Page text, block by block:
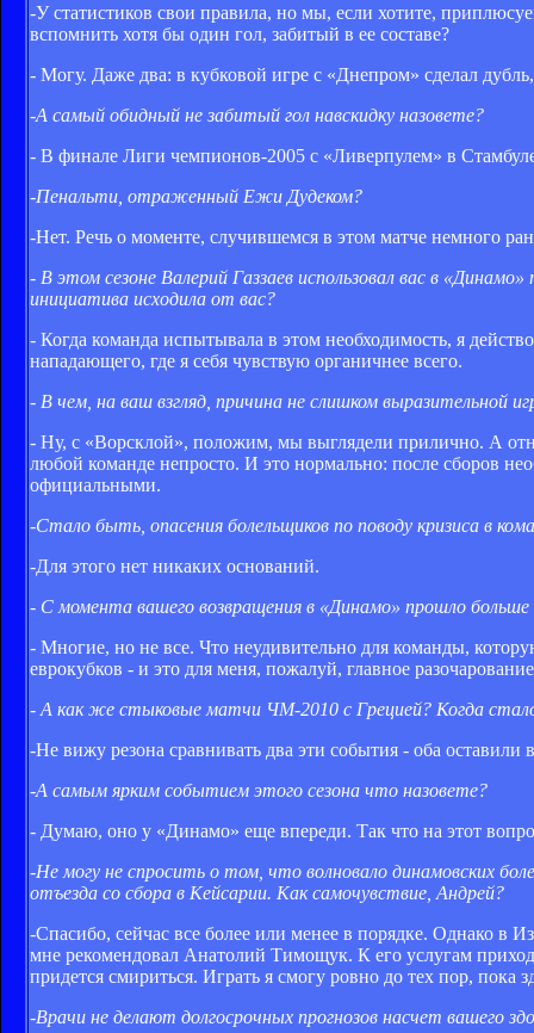
-У статистиков свои правила, но мы, если хотите,
вспомнить хотя бы один гол, забитый в ее составе?
- Могу. Даже два: в кубковой игре с «Днепром» сделал
-А самый обидный не забитый гол навскидку назовете?
- В финале Лиги чемпионов-2005 с «Ливерпулем» в
-Пенальти, отраженный Ежи Дудеком?
-Нет. Речь о моменте, случившемся в этом матче немного
- В этом сезоне Валерий Газзаев использовал вас в
инициатива исходила от вас?
- Когда команда испытывала в этом необходимость, я
нападающего, где я себя чувствую органичнее всего.
- В чем, на ваш взгляд, причина не слишком выразительной
- Ну, с «Ворсклой», положим, мы выглядели прилично. А
любой команде непросто. И это нормально: после сборов
официальными.
-Стало быть, опасения болельщиков по поводу кризиса в
-Для этого нет никаких оснований.
- С момента вашего возвращения в «Динамо» прошло больше
- Многие, но не все. Что неудивительно для команды,
еврокубков - и это для меня, пожалуй, главное
- А как же стыковые матчи ЧМ-2010 с Грецией? Когда
-Не вижу резона сравнивать два эти события - оба
-А самым ярким событием этого сезона что назовете?
- Думаю, оно у «Динамо» еще впереди. Так что на этот
-Не могу не спросить о том, что волновало динамовских
отъезда со сбора в Кейсарии. Как самочувствие, Андрей?
-Спасибо, сейчас все более или менее в порядке. Однако в
мне рекомендовал Анатолий Тимощук. К его услугам
придется смириться. Играть я смогу ровно до тех пор, пока
-Врачи не делают долгосрочных прогнозов насчет вашего